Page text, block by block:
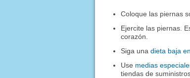
Coloque las piernas
Ejercite las piernas.
corazón.
Siga unadieta baja
Use medias
tiendas de